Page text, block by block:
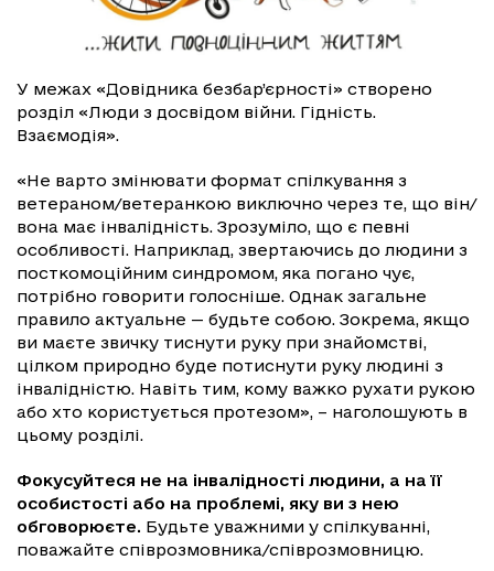
У межах «Довідника безбар’єрності» створено
розділ «Люди з досвідом війни. Гідність.
Взаємодія».
«Не варто змінювати формат спілкування з
ветераном/ветеранкою виключно через те, що він/
вона має інвалідність. Зрозуміло, що є певні
особливості. Наприклад, звертаючись до людини з
посткомоційним синдромом, яка погано чує,
потрібно говорити голосніше. Однак загальне
правило актуальне — будьте собою. Зокрема, якщо
ви маєте звичку тиснути руку при знайомстві,
цілком природно буде потиснути руку людині з
інвалідністю. Навіть тим, кому важко рухати рукою
або хто користується протезом», – наголошують в
цьому розділі.
Фокусуйтеся не на інвалідності людини, а на її
особистості або на проблемі, яку ви з нею
обговорюєте. Будьте уважними у спілкуванні,
поважайте співрозмовника/співрозмовницю.